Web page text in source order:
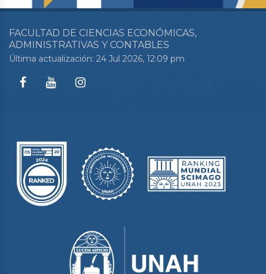
FACULTAD DE CIENCIAS ECONÓMICAS,
ADMINISTRATIVAS Y CONTABLES
Última actualización: 24 Jul 2026, 12:09 pm